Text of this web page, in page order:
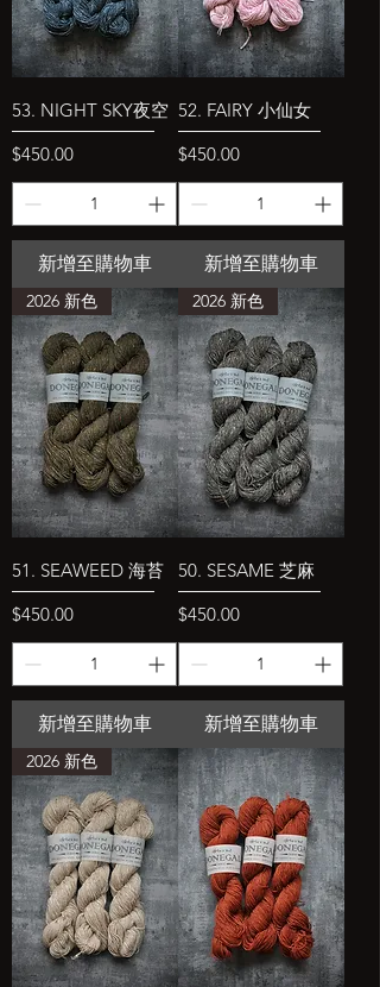
53. NIGHT SKY夜空
價格
$450.00
新增至購物車
52. FAIRY 小仙女
價格
$450.00
新增至購物車
2026 新色
51. SEAWEED 海苔
價格
$450.00
新增至購物車
2026 新色
50. SESAME 芝麻
價格
$450.00
新增至購物車
2026 新色